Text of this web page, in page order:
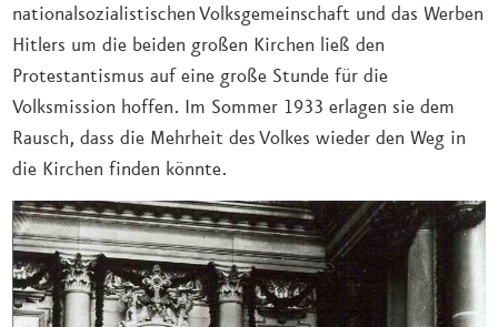
nationalsozialistischen Volksgemeinschaft und das Werben
Hitlers um die beiden großen Kirchen ließ den
Protestantismus auf eine große Stunde für die
Volksmission hoffen. Im Sommer 1933 erlagen sie dem
Rausch, dass die Mehrheit des Volkes wieder den Weg in
die Kirchen finden könnte.